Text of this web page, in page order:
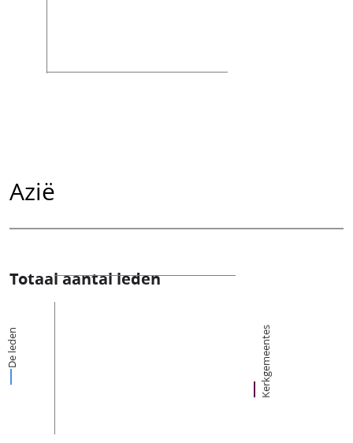
Azië
Totaal aantal leden
De leden Kerkgemeentes